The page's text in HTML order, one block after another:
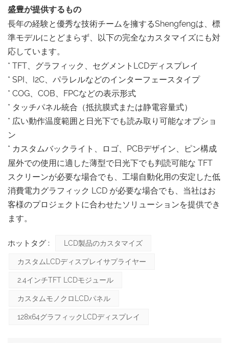
盛豊が提供するもの
長年の経験と優秀な技術チームを擁するShengfengは、標
準モデルにとどまらず、以下の完全なカスタマイズにも対
応しています。
* TFT、グラフィック、セグメントLCDディスプレイ
* SPI、I2C、パラレルなどのインターフェースタイプ
* COG、COB、FPCなどの表示形式
* タッチパネル統合（抵抗膜式または静電容量式）
* 広い動作温度範囲と日光下でも読み取り可能なオプショ
ン
* カスタムバックライト、ロゴ、PCBデザイン、ピン構成
屋外での使用に適した薄型で日光下でも判読可能な TFT
スクリーンが必要な場合でも、工場自動化用の安定した低
消費電力グラフィック LCD が必要な場合でも、当社はお
客様のプロジェクトに合わせたソリューションを提供でき
ます。
ホットタグ : LCD製品のカスタマイズ
カスタムLCDディスプレイサプライヤー
2.4インチTFT LCDモジュール
カスタムモノクロLCDパネル
128x64グラフィックLCDディスプレイ